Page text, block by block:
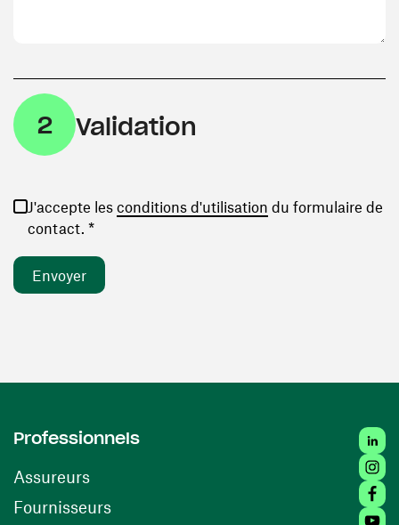
2 Validation
J'accepte les conditions d'utilisation (ouvre une
du formulaire de
contact. *
Professionnels
Assureurs
Fournisseurs(ouvre une nouvelle fenêtre)